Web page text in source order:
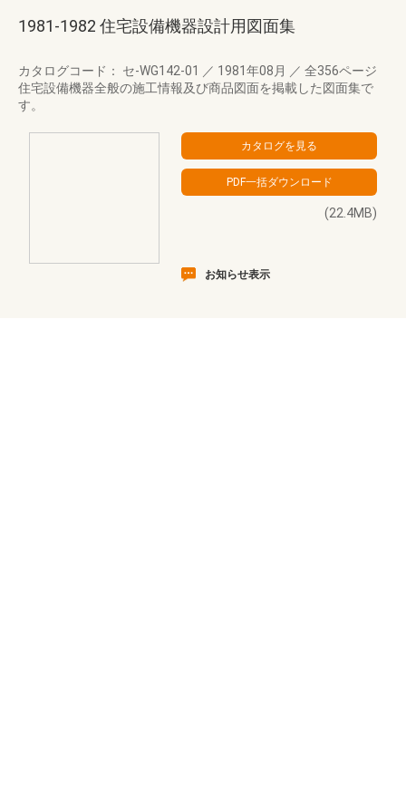
1981-1982 住宅設備機器設計用図面集
カタログコード： セ-WG142-01 ／ 1981年08月 ／ 全356ページ
住宅設備機器全般の施工情報及び商品図面を掲載した図面集で
す。
(22.4MB)
お知らせ表示